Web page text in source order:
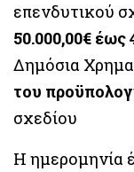
επενδυτικού
50.000,00€ έως
Δημόσια
του
σχεδίου
Η ημερομηνία